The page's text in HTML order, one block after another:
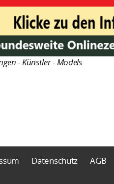
- Künstler - Models
Datenschutz AGB